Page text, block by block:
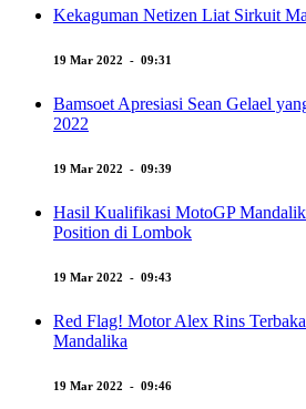
Kekaguman Netizen Liat Sirkuit
19 Mar 2022 - 09:31
Bamsoet Apresiasi Sean Gelael
2022
19 Mar 2022 - 09:39
Hasil Kualifikasi MotoGP
Position di Lombok
19 Mar 2022 - 09:43
Red Flag! Motor Alex Rins
Mandalika
19 Mar 2022 - 09:46